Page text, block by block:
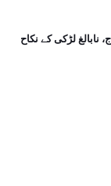
نابالغ لڑکی کے نکاح